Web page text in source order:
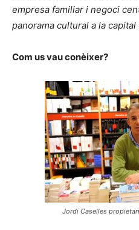
empresa familiar i negoci
panorama cultural a la
Com us vau conèixer?
Jordi Caselles